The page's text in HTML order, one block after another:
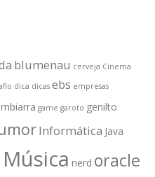
blumenau cerveja Cinema
dica dicas ebs empresas
game garoto genilto
Informática Java
Música nerd oracle